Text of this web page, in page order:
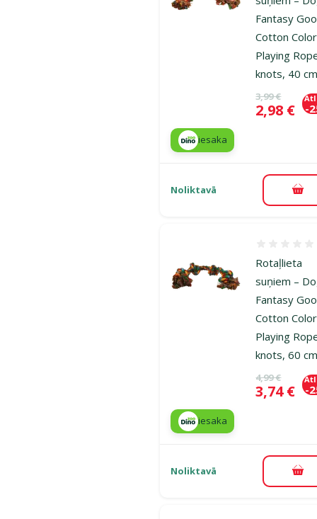
Fantasy
Cotton
Playing
knots, 40
Oriģinālā
3,99 €
Cena
2,98 € -
iesaka
Noliktavā
Rotaļlieta
suņiem –
Fantasy
Cotton
Playing
knots, 60
Oriģinālā
4,99 €
Cena
3,74 € -
iesaka
Noliktavā